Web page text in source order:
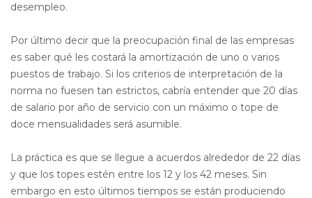
desempleo.
Por último decir que la preocupación final de las empresas
es saber qué les costará la amortización de uno o varios
puestos de trabajo. Si los criterios de interpretación de la
norma no fuesen tan estrictos, cabría entender que 20 días
de salario por año de servicio con un máximo o tope de
doce mensualidades será asumible.
La práctica es que se llegue a acuerdos alrededor de 22 días
y que los topes estén entre los 12 y los 42 meses. Sin
embargo en esto últimos tiempos se están produciendo